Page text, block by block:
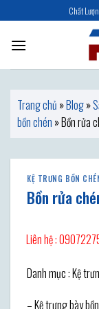
to
content
Chất
Trang chủ »Blog»
bồn chén »Bồn rửa
KỆ TRƯNG BỒN
Bồn rửa
Liên hệ :
Danh mục : Kệ
– Kệ trưng bày